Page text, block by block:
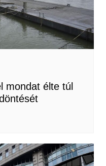
mondat élte túl